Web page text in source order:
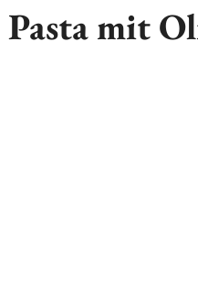
mit